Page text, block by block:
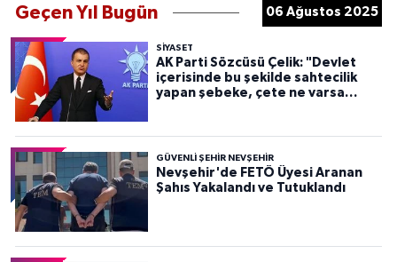
Geçen Yıl Bugün 06 Ağustos 2025
SIYASET
AK Parti Sözcüsü Çelik: "Devlet
içerisinde bu şekilde sahtecilik
yapan şebeke, çete ne varsa
GÜVENLI ŞEHIR NEVŞEHIR
Nevşehir'de FETÖ Üyesi Aranan
Şahıs Yakalandı ve Tutuklandı